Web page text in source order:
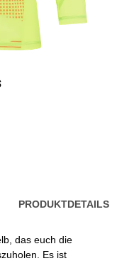
PRODUKTDETAILS
das euch die
Es ist